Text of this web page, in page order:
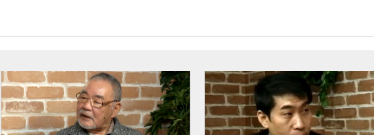
という。そして、刑務官たちはとても国民の
くも、受刑者をそのように処遇することを是としてお
身も刑務官の経験がある浜井氏は指摘する。
たために刑務所がパンク状態になったことがあった。